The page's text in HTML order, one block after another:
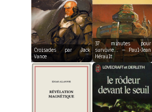
Croisades par Jack
Vance
37 minutes pour
survivre… – Paul-Jean
Hérault